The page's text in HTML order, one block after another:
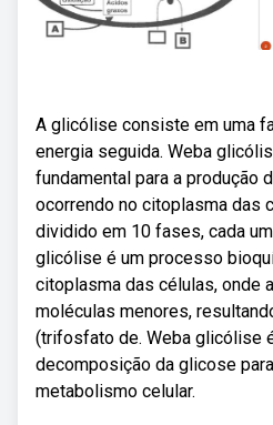
A glicólise consiste em uma
energia seguida. Weba
fundamental para a produção
ocorrendo no citoplasma das
dividido em 10 fases, cada
glicólise é um processo
citoplasma das células, onde
moléculas menores,
(trifosfato de. Weba glicólise
decomposição da glicose
metabolismo celular.